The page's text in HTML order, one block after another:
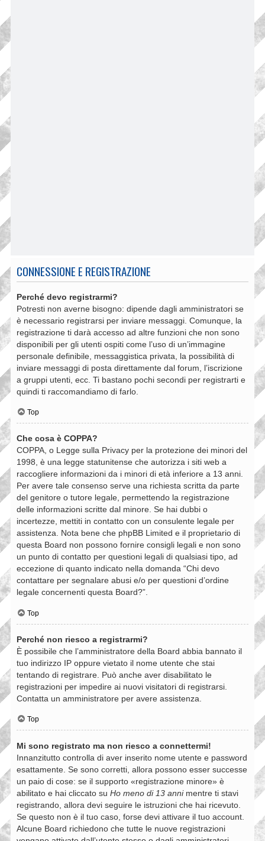
CONNESSIONE E REGISTRAZIONE
Perché devo registrarmi?
Potresti non averne bisogno: dipende dagli amministratori se
è necessario registrarsi per inviare messaggi. Comunque, la
registrazione ti darà accesso ad altre funzioni che non sono
disponibili per gli utenti ospiti come l’uso di un’immagine
personale definibile, messaggistica privata, la possibilità di
inviare messaggi di posta direttamente dal forum, l’iscrizione
a gruppi utenti, ecc. Ti bastano pochi secondi per registrarti e
quindi ti raccomandiamo di farlo.
Top
Che cosa è COPPA?
COPPA, o Legge sulla Privacy per la protezione dei minori del
1998, è una legge statunitense che autorizza i siti web a
raccogliere informazioni da i minori di età inferiore a 13 anni.
Per avere tale consenso serve una richiesta scritta da parte
del genitore o tutore legale, permettendo la registrazione
delle informazioni scritte dal minore. Se hai dubbi o
incertezze, mettiti in contatto con un consulente legale per
assistenza. Nota bene che phpBB Limited e il proprietario di
questa Board non possono fornire consigli legali e non sono
un punto di contatto per questioni legali di qualsiasi tipo, ad
eccezione di quanto indicato nella domanda “Chi devo
contattare per segnalare abusi e/o per questioni d’ordine
legale concernenti questa Board?”.
Top
Perché non riesco a registrarmi?
È possibile che l’amministratore della Board abbia bannato il
tuo indirizzo IP oppure vietato il nome utente che stai
tentando di registrare. Può anche aver disabilitato le
registrazioni per impedire ai nuovi visitatori di registrarsi.
Contatta un amministratore per avere assistenza.
Top
Mi sono registrato ma non riesco a connettermi!
Innanzitutto controlla di aver inserito nome utente e password
esattamente. Se sono corretti, allora possono esser successe
un paio di cose: se il supporto «registrazione minore» è
abilitato e hai cliccato su Ho meno di 13 annimentre ti stavi
registrando, allora devi seguire le istruzioni che hai ricevuto.
Se questo non è il tuo caso, forse devi attivare il tuo account.
Alcune Board richiedono che tutte le nuove registrazioni